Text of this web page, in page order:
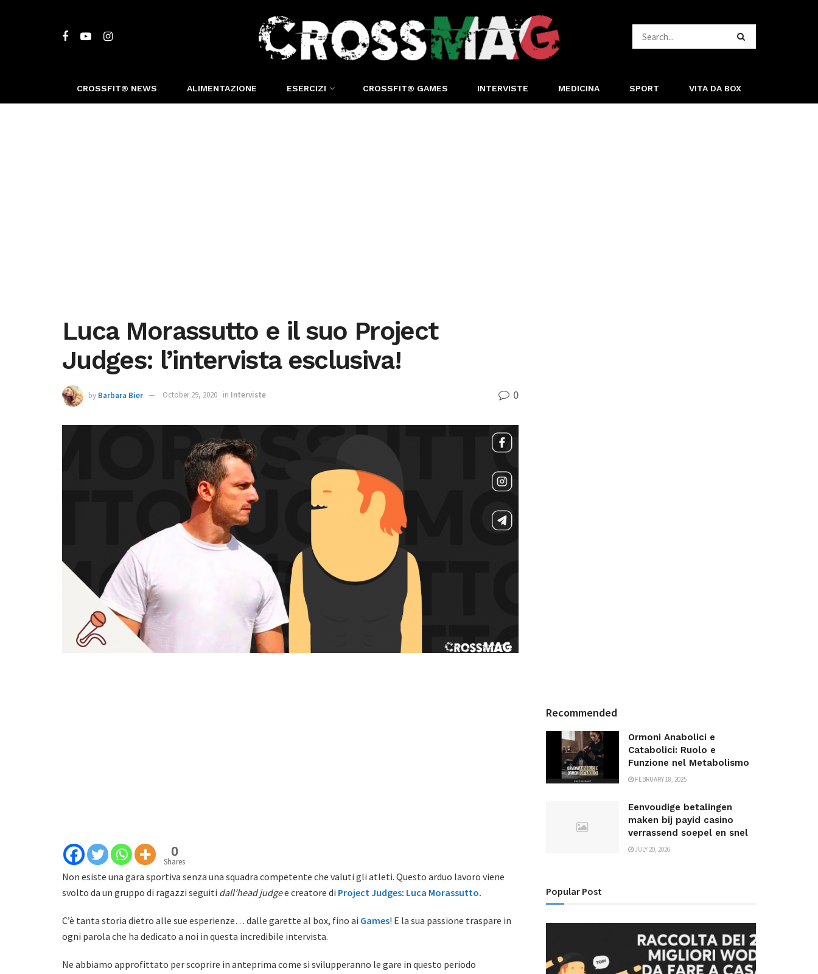
CROSSFIT® NEWS ALIMENTAZIONE ESERCIZI CROSSFIT® GAMES INTERVISTE MEDICINA SPORT VITA DA BOX
Luca Morassutto e il suo Project
Judges: l’intervista esclusiva!
by Barbara Bier October 29, 2020 in Interviste 0
0
Shares
Non esiste una gara sportiva senza una squadra competente che valuti gli atleti. Questo arduo lavoro viene
svolto da un gruppo di ragazzi seguiti dall’head judgee creatore di Project Judges: Luca Morassutto.
C’è tanta storia dietro alle sue esperienze… dalle garette al box, fino ai Games! E la sua passione traspare in
ogni parola che ha dedicato a noi in questa incredibile intervista.
Ne abbiamo approfittato per scoprire in anteprima come si svilupperanno le gare in questo periodo
Recommended
Ormoni Anabolici e
Catabolici: Ruolo e
Funzione nel Metabolismo
FEBRUARY 18, 2025
Eenvoudige betalingen
maken bij payid casino
verrassend soepel en snel
JULY 20, 2026
Popular Post